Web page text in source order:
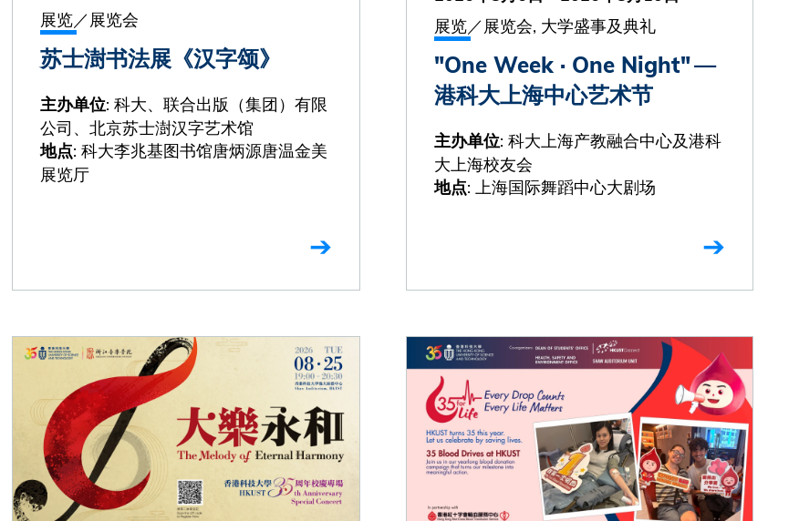
展览／展览会
苏士澍书法展《汉字颂》
主办单位: 科大、联合出版（集团）有限
公司、北京苏士澍汉字艺术馆
地点: 科大李兆基图书馆唐炳源唐温金美
展览厅
展览／展览会, 大学盛事及典礼
"One Week · One Night" —
港科大上海中心艺术节
主办单位: 科大上海产教融合中心及港科
大上海校友会
地点: 上海国际舞蹈中心大剧场